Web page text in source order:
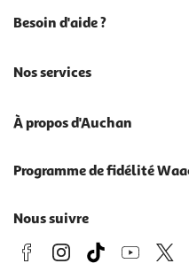
Besoin d'aide ?
Nos services
À propos d'Auchan
Programme de fidélité
Nous suivre